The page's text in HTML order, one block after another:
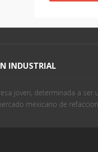
INDUSTRIAL
joven, determinada a ser
mexicano de